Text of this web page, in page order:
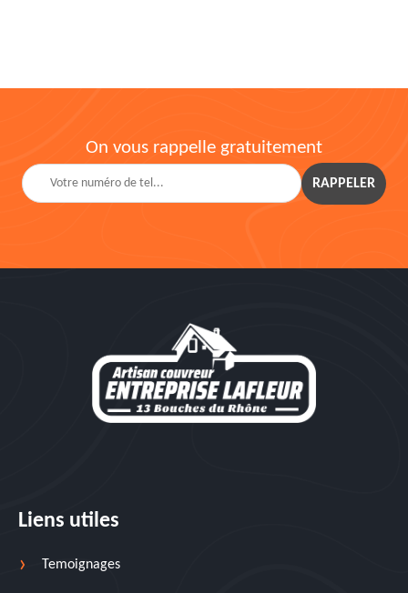
On vous rappelle gratuitement
Liens utiles
Temoignages